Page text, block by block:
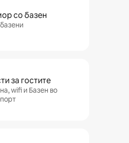
со базен
за гостите
wifi и Базен во